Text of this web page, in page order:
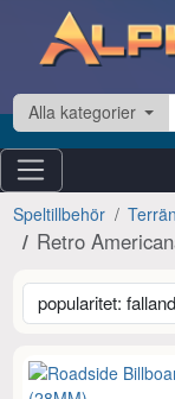
Hoppa till innehåll
Alla kategorier
Speltillbehör
Retro